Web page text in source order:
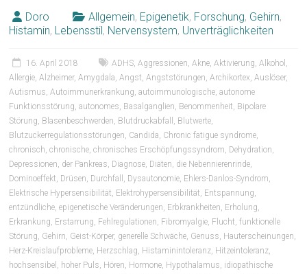
Doro Allgemein, Epigenetik, Forschung, Gehirn,
Histamin, Lebensstil , Nervensystem, Unverträglichkeiten
16. April 2018 ADHS,Aggressionen,Akne,Aktivierung,Alkohol ,
Allergie,Alzheimer,Amygdala,Angst,Angststörungen,Archikortex,Auslöser,
Autismus,Autoimmunerkrankung,autoimmunologische,autonome
Funktionsstörung,autonomes, Basalganglien, Benommenheit, Bipolare
Störung, Blasenbeschwerden, Blutdruckabfall , Blutwerte,
Blutzuckerregulationsstörungen, Candida, Chronic fatigue syndrome,
chronisch,chronische,chronisches Erschöpfungssyndrom, Dehydration,
Depressionen, der Pankreas, Diagnose, Diäten, die Nebennierenrinde,
Dominoeffekt, Drüsen, Durchfall , Dysautonomie, Ehlers-Danlos-Syndrom,
Elektrische Hypersensibilität, Elektrohypersensibilität, Entspannung,
entzündliche,epigenetische Veränderungen, Erbkrankheiten, Erholung,
Erkrankung, Erstarrung, Fehlregulationen, Fibromyalgie, Flucht,funktionelle
Störung, Gehirn, Geist-Körper, generelle Schwäche, Genuss, Hauterscheinungen,
Herz-Kreislaufprobleme, Herzschlag, Histaminintoleranz, Hitzeintoleranz,
hochsensibel , hoher Puls, Hören, Hormone, Hypothalamus, idiopathische